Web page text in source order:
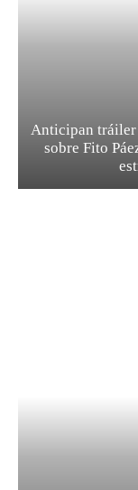
Anticipan tráiler
sobre Fito